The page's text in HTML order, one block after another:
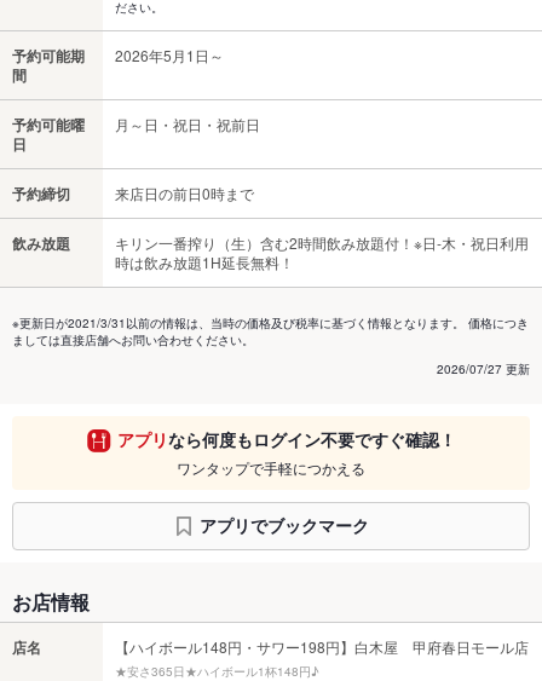
ださい。
予約可能期
間
2026年5月1日～
予約可能曜
日
月～日・祝日・祝前日
予約締切 来店日の前日0時まで
飲み放題
キリン一番搾り（生）含む2時間飲み放題付！※日-木・祝日利用
時は飲み放題1H延長無料！
※更新日が2021/3/31以前の情報は、当時の価格及び税率に基づく情報となります。 価格につき
ましては直接店舗へお問い合わせください。
2026/07/27 更新
アプリなら何度もログイン不要ですぐ確認！
ワンタップで手軽につかえる
アプリでブックマーク
お店情報
店名 【ハイボール148円・サワー198円】白木屋 甲府春日モール店
★安さ365日★ハイボール1杯148円♪